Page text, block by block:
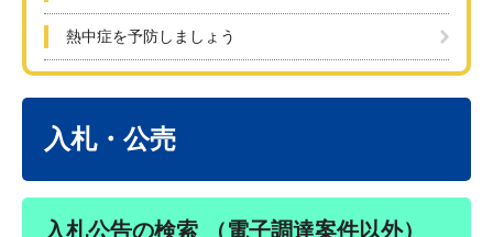
熱中症を予防しましょう
入札・公売
入札公告の検索 （電子調達案件以外）